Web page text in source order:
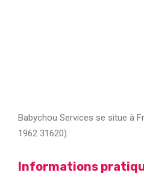
Babychou Services se situe à
1962 31620).
Informations